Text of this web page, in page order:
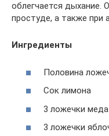
облегчается дыхание.
простуде, а также при
Ингредиенты
Половина
Сок лимона
3 ложечки меда
3 ложечки